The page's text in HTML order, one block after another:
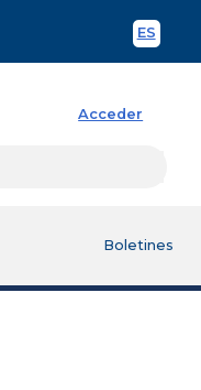
ES
Acceder
Boletines